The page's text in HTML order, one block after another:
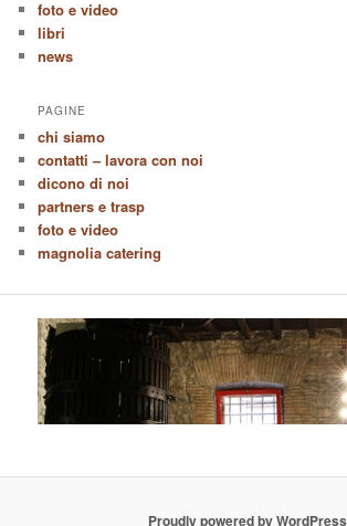
foto e video
libri
news
PAGINE
chi siamo
contatti – lavora con noi
dicono di noi
partners e trasp
foto e video
magnolia catering
Proudly powered by WordPress